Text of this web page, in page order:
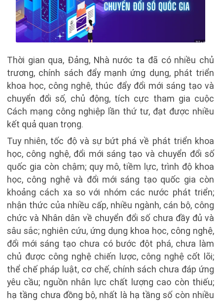
Thời gian qua, Đảng, Nhà nước ta đã có nhiều chủ
trương, chính sách đẩy mạnh ứng dụng, phát triển
khoa học, công nghệ, thúc đẩy đổi mới sáng tạo và
chuyển đổi số, chủ động, tích cực tham gia cuộc
Cách mạng công nghiệp lần thứ tư, đạt được nhiều
kết quả quan trọng.
Tuy nhiên, tốc độ và sự bứt phá về phát triển khoa
học, công nghệ, đổi mới sáng tạo và chuyển đổi số
quốc gia còn chậm; quy mô, tiềm lực, trình độ khoa
học, công nghệ và đổi mới sáng tạo quốc gia còn
khoảng cách xa so với nhóm các nước phát triển;
nhận thức của nhiều cấp, nhiều ngành, cán bộ, công
chức và Nhân dân về chuyển đổi số chưa đầy đủ và
sâu sắc; nghiên cứu, ứng dụng khoa học, công nghệ,
đổi mới sáng tạo chưa có bước đột phá, chưa làm
chủ được công nghệ chiến lược, công nghệ cốt lõi;
thể chế pháp luật, cơ chế, chính sách chưa đáp ứng
yêu cầu; nguồn nhân lực chất lượng cao còn thiếu;
hạ tầng chưa đồng bộ, nhất là hạ tầng số còn nhiều